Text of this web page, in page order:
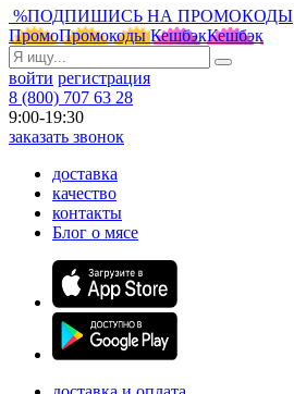
%ПОДПИШИСЬ НА ПРОМОКОДЫ
ПромоПромокоды КешбэкКешбэк
войти регистрация
8 (800) 707 63 28
9:00-19:30
заказать звонок
доставка
качество
контакты
Блог о мясе